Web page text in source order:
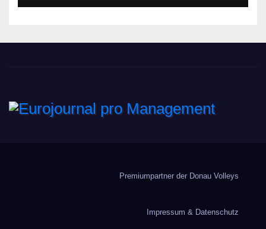
Premiumpartner der Donau Volleys
Impressum & Datenschutz